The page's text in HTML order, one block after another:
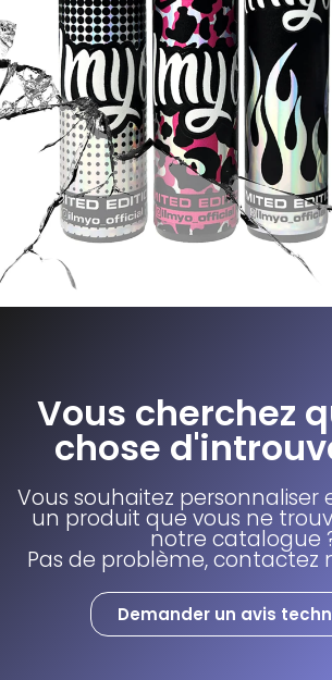
Vous cherchez
chose
Vous souhaitez
un produit que vous ne
notre catalogue
Pas de problème, contactez
Demander un avis